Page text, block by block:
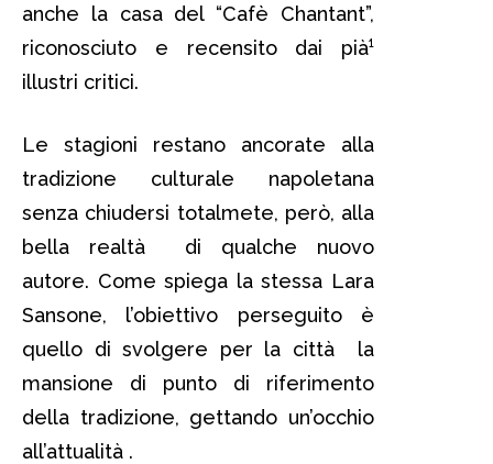
anche la casa del “Cafè Chantant”,
riconosciuto e recensito dai pià¹
illustri critici.
Le stagioni restano ancorate alla
tradizione culturale napoletana
senza chiudersi totalmete, però, alla
bella realtà di qualche nuovo
autore. Come spiega la stessa Lara
Sansone, l’obiettivo perseguito è
quello di svolgere per la città la
mansione di punto di riferimento
della tradizione, gettando un’occhio
all’attualità .